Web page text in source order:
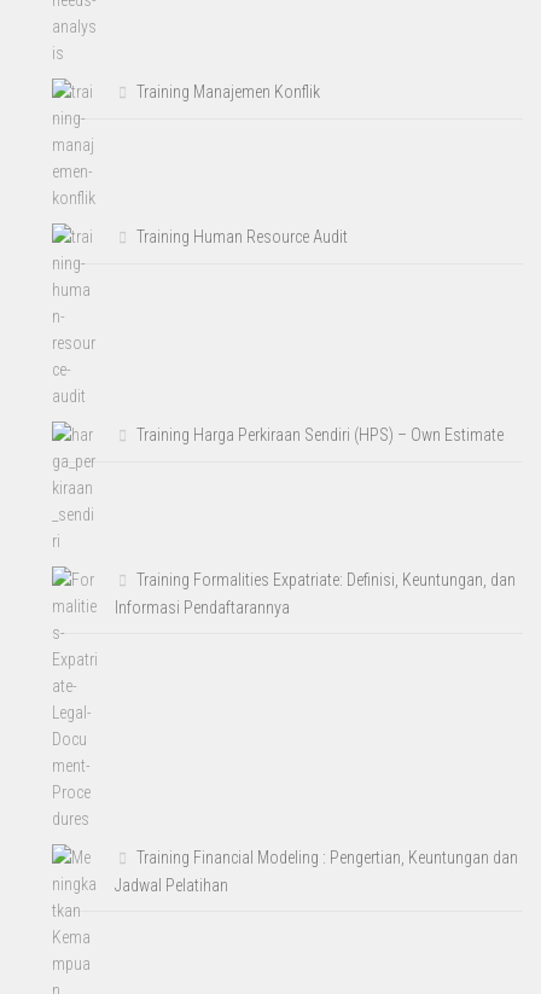
Training Manajemen Konflik
Training Human Resource Audit
Training Harga Perkiraan Sendiri (HPS) – Own Estimate
Training Formalities Expatriate: Definisi, Keuntungan, dan
Informasi Pendaftarannya
Training Financial Modeling : Pengertian, Keuntungan dan
Jadwal Pelatihan